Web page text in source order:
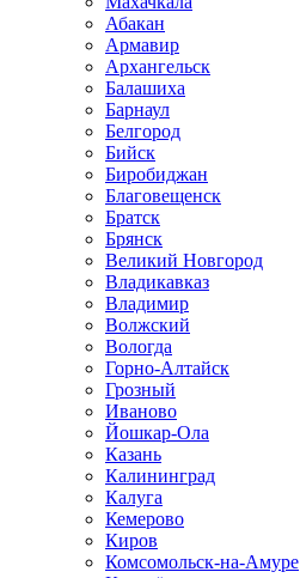
Абакан
Армавир
Архангельск
Балашиха
Барнаул
Белгород
Бийск
Биробиджан
Благовещенск
Братск
Брянск
Великий Новгород
Владикавказ
Владимир
Волжский
Вологда
Горно-Алтайск
Грозный
Иваново
Йошкар-Ола
Казань
Калининград
Калуга
Кемерово
Киров
Комсомольск-на-Амуре